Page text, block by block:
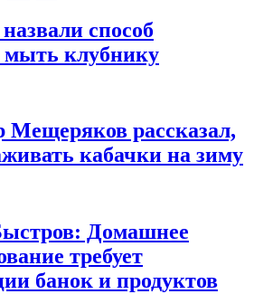
способ
мыть клубнику
рассказал,
кабачки на зиму
Домашнее
требует
банок и продуктов